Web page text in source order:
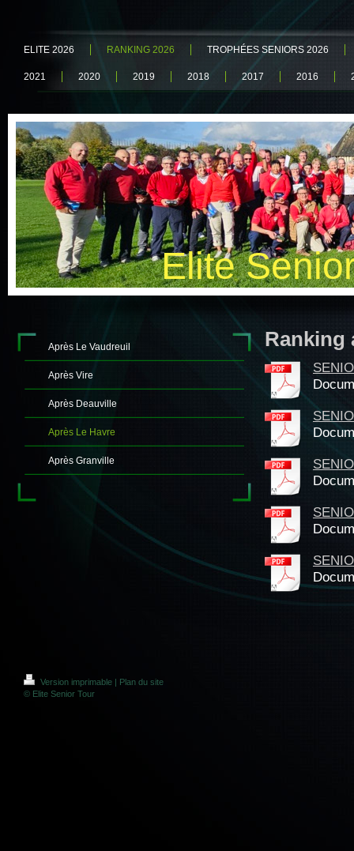
ELITE 2026 RANKING 2026 TROPHÉES SENIORS 2026
2021 2020 2019 2018 2017 2016
Elite
Après Le Vaudreuil
Après Vire
Après Deauville
Après Le Havre
Après Granville
Ranking
Version imprimable | Plan du site
© Elite Senior Tour